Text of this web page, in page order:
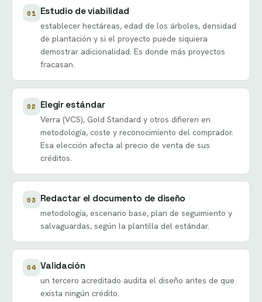
01 Estudio de viabilidad
establecer hectáreas, edad de los árboles, densidad
de plantación y si el proyecto puede siquiera
demostrar adicionalidad. Es donde más proyectos
fracasan.
02 Elegir estándar
Verra (VCS), Gold Standard y otros difieren en
metodología, coste y reconocimiento del comprador.
Esa elección afecta al precio de venta de sus
créditos.
03 Redactar el documento de diseño
metodología, escenario base, plan de seguimiento y
salvaguardas, según la plantilla del estándar.
04 Validación
un tercero acreditado audita el diseño antes de que
exista ningún crédito.